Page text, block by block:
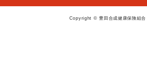
Copyright © 豊田合成健康保険組